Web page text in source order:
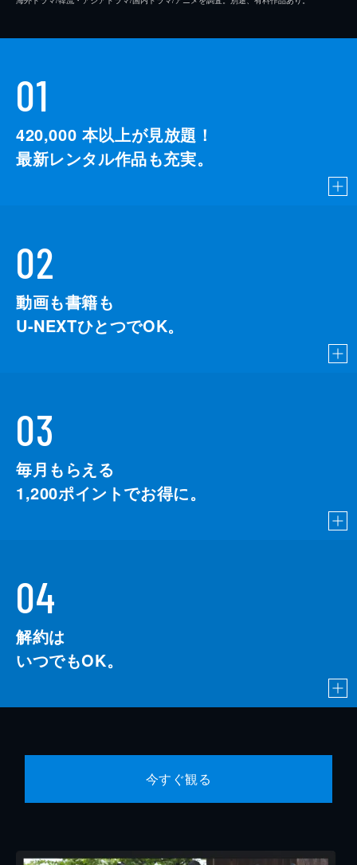
01
420,000 本以上が見放題！
最新レンタル作品も充実。
02
動画も書籍も
U-NEXTひとつでOK。
03
毎月もらえる
1,200ポイントでお得に。
04
解約は
いつでもOK。
今すぐ観る